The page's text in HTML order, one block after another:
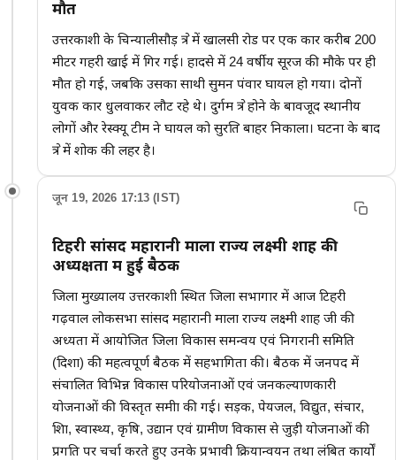
मौत
उत्तरकाशी के चिन्यालीसौड़ क्षेत्र में खालसी रोड पर एक कार करीब 200
मीटर गहरी खाई में गिर गई। हादसे में 24 वर्षीय सूरज की मौके पर ही
मौत हो गई, जबकि उसका साथी सुमन पंवार घायल हो गया। दोनों
युवक कार धुलवाकर लौट रहे थे। दुर्गम क्षेत्र होने के बावजूद स्थानीय
लोगों और रेस्क्यू टीम ने घायल को सुरक्षित बाहर निकाला। घटना के बाद
क्षेत्र में शोक की लहर है।
जून 19, 2026 17:13 (IST)
टिहरी सांसद महारानी माला राज्य लक्ष्मी शाह की
अध्यक्षता में हुई बैठक
जिला मुख्यालय उत्तरकाशी स्थित जिला सभागार में आज टिहरी
गढ़वाल लोकसभा सांसद महारानी माला राज्य लक्ष्मी शाह जी की
अध्यक्षता में आयोजित जिला विकास समन्वय एवं निगरानी समिति
(दिशा) की महत्वपूर्ण बैठक में सहभागिता की। बैठक में जनपद में
संचालित विभिन्न विकास परियोजनाओं एवं जनकल्याणकारी
योजनाओं की विस्तृत समीक्षा की गई। सड़क, पेयजल, विद्युत, संचार,
शिक्षा, स्वास्थ्य, कृषि, उद्यान एवं ग्रामीण विकास से जुड़ी योजनाओं की
प्रगति पर चर्चा करते हुए उनके प्रभावी क्रियान्वयन तथा लंबित कार्यों